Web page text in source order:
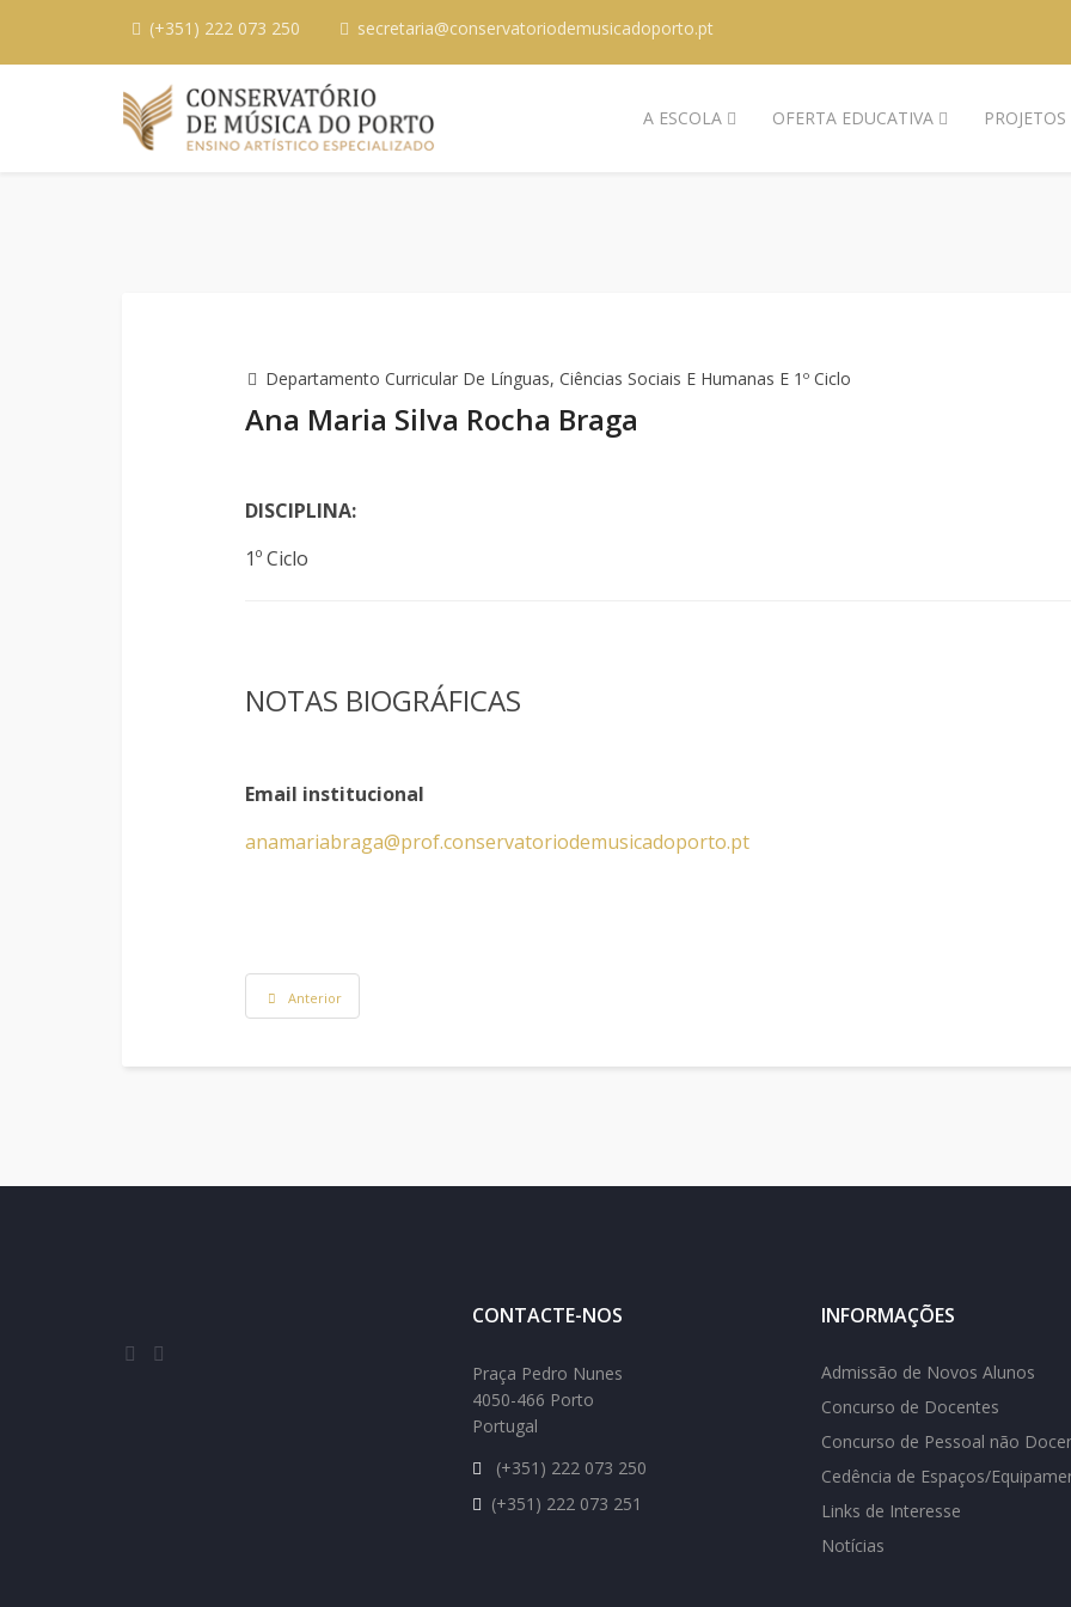
(+351) 222 073 250 secretaria@conservatoriodemusicadoporto.pt
A ESCOLA OFERTA EDUCATIVA PROJETOS
Departamento Curricular De Línguas, Ciências Sociais E Humanas E 1º Ciclo
Ana Maria Silva Rocha Braga
DISCIPLINA:
1º Ciclo
NOTAS BIOGRÁFICAS
Email institucional
anamariabraga@prof.conservatoriodemusicadoporto.pt
Anterior
CONTACTE-NOS
Praça Pedro Nunes
4050-466 Porto
Portugal
(+351) 222 073 250
(+351) 222 073 251
INFORMAÇÕES
Admissão de Novos Alunos
Concurso de Docentes
Concurso de Pessoal não
Cedência de Espaços/
Links de Interesse
Notícias